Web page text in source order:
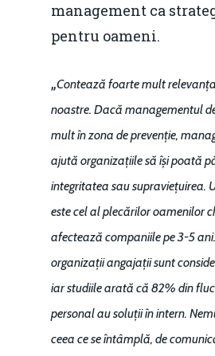
management ca
pentru oameni.
„Contează foarte mult
noastre. Dacă managementul
mult în zona de prevenție,
ajută organizațiile să își poată
integritatea sau supraviețuirea.
este cel al plecărilor oamenilor
afectează companiile pe 3-5
organizații angajații sunt
iar studiile arată că 82% din
personal au soluții în intern.
ceea ce se întâmplă, de